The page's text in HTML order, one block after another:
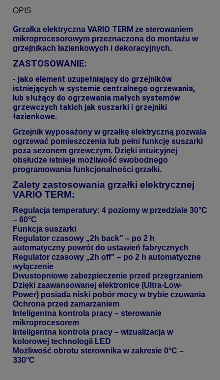
OPIS
Grzałka elektryczna VARIO TERM ze sterowaniem
mikroprocesorowym przeznaczona do montażu w
grzejnikach łazienkowych i dekoracyjnych.
ZASTOSOWANIE:
- jako element uzupełniający do grzejników
istniejących w systemie centralnego ogrzewania,
lub służący do ogrzewania małych systemów
grzewczych takich jak suszarki i grzejniki
łazienkowe.
Grzejnik wyposażony w grzałkę elektryczną pozwala
ogrzewać pomieszczenia lub pełni funkcję suszarki
poza sezonem grzewczym. Dzięki intuicyjnej
obsłudze istnieje możliwość swobodnego
programowania funkcjonalności grzałki.
Zalety zastosowania grzałki elektrycznej
VARIO TERM:
Regulacja temperatury: 4 poziomy w przedziale 30°C
– 60°C
Funkcja suszarki
Regulator czasowy „2h back” – po 2 h
automatyczny powrót do ustawień fabrycznych
Regulator czasowy „2h off” – po 2 h automatyczne
wyłączenie
Dwustopniowe zabezpieczenie przed przegrzaniem
Dzięki zaawansowanej elektronice (Ultra-Low-
Power) posiada niski pobór mocy w trybie czuwania
Ochrona przed zamarzaniem
Inteligentna kontrola pracy – sterowanie
mikroprocesorem
Inteligentna kontrola pracy – wizualizacja w
kolorowej technologii LED
Możliwość obrotu sterownika w zakresie 0°C –
330°C